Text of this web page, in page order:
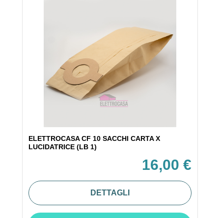
ELETTROCASA CF 10 SACCHI CARTA X
LUCIDATRICE (LB 1)
16,00 €
DETTAGLI